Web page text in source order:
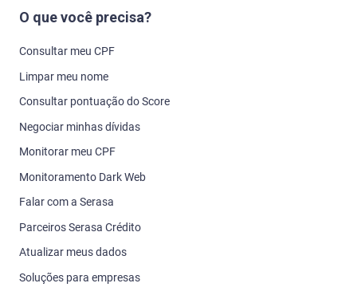
O que você precisa?
Consultar meu CPF
Limpar meu nome
Consultar pontuação do Score
Negociar minhas dívidas
Monitorar meu CPF
Monitoramento Dark Web
Falar com a Serasa
Parceiros Serasa Crédito
Atualizar meus dados
Soluções para empresas